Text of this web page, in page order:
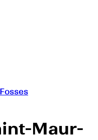
Maur-